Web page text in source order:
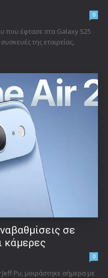
0
που έφτασε στα Galaxy S25
της εταιρείας,
σε
κάμερες
0
Pu, μοιράστηκε σήμερα με